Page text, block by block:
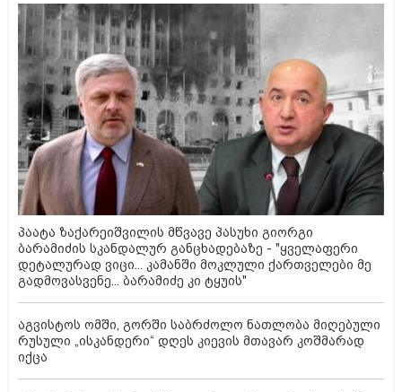
პაატა ზაქარეიშვილის მწვავე პასუხი გიორგი
ბარამიძის სკანდალურ განცხადებაზე - "ყველაფერი
დეტალურად ვიცი... კამანში მოკლული ქართველები მე
გადმოვასვენე... ბარამიძე კი ტყუის"
აგვისტოს ომში, გორში საბრძოლო ნათლობა მიღებული
რუსული „ისკანდერი“ დღეს კიევის მთავარ კოშმარად
იქცა